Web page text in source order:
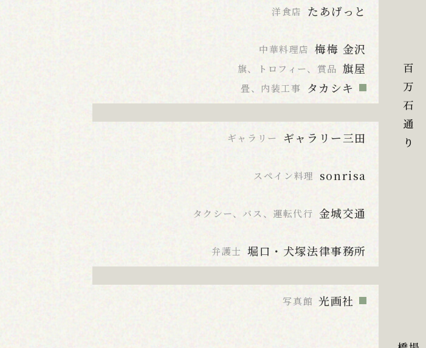
洋食店 たあげっと
中華料理店 梅梅 金沢
旗、トロフィー、賞品 旗屋
畳、内装工事 タカシキ
ギャラリー ギャラリー三田
スペイン料理 sonrisa
タクシー、バス、運転代行 金城交通
弁護士 堀口・犬塚法律事務所
写真館 光画社